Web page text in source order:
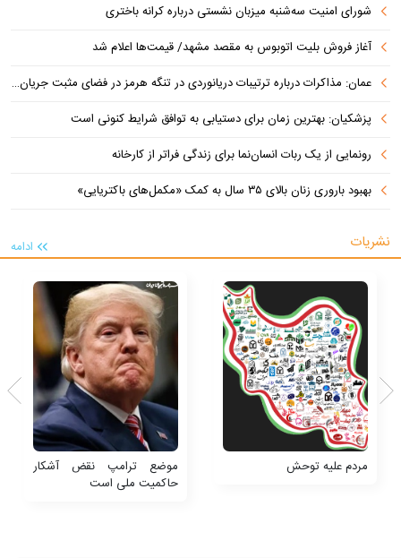
شورای امنیت سه‌شنبه میزبان نشستی درباره کرانه باختری
آغاز فروش بلیت اتوبوس به مقصد مشهد/ قیمت‌ها اعلام شد
عمان: مذاکرات درباره ترتیبات دریانوردی در تنگه هرمز در فضای مثبت جریان دارد
پزشکیان‌: بهترین زمان برای دستیابی به توافق شرایط کنونی است
رونمایی از یک ربات انسان‌نما برای زندگی فراتر از کارخانه
بهبود باروری زنان بالای ۳۵ سال به کمک «مکمل‌های باکتریایی»
نشریات ادامه
مردم علیه توحش
موضع ترامپ نقض آشکار
حاکمیت ملی است